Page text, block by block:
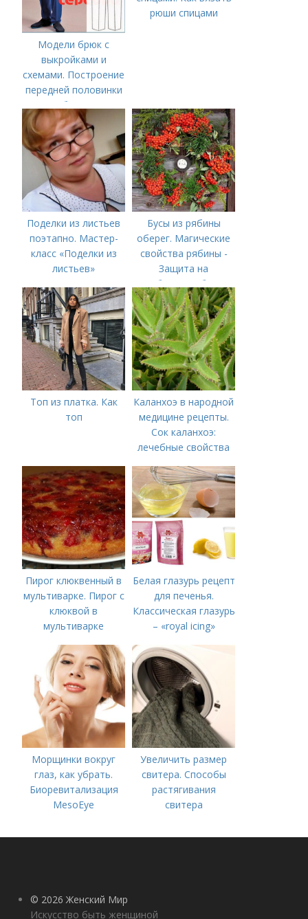
Модели брюк с
выкройками и
схемами. Построение
передней половинки
брюк
рюши спицами
Поделки из листьев
поэтапно. Мастер-
класс «Поделки из
листьев»
Бусы из рябины
оберег. Магические
свойства рябины -
Защита на
рябиновые бусы
Топ из платка. Как
топ
Каланхоэ в народной
медицине рецепты.
Сок каланхоэ:
лечебные свойства
Пирог клюквенный в
мультиварке. Пирог с
клюквой в
мультиварке
Белая глазурь рецепт
для печенья.
Классическая глазурь
– «royal icing»
Морщинки вокруг
глаз, как убрать.
Биоревитализация
MesoEye
Увеличить размер
свитера. Способы
растягивания
свитера
© 2026 Женский Мир
Искусство быть женщиной